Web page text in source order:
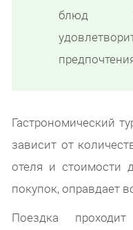
блюд
Гастрономический
зависит от
отеля и стоимости
покупок, оправдает
Поездка